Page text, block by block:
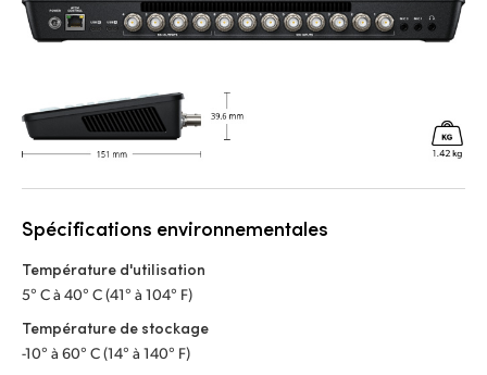
Spécifications environnementales
Température d'utilisation
5° C à 40° C (41° à 104° F)
Température de stockage
-10° à 60° C (14° à 140° F)